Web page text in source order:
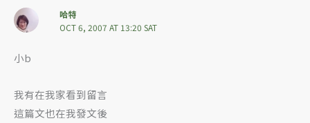
哈特
OCT 6, 2007 AT 13:20 SAT
小b
我有在我家看到留言
這篇文也在我發文後